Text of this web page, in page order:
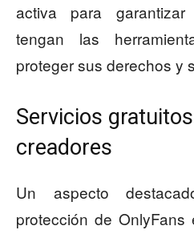
activa para
tengan las
proteger sus derechos y
Servicios
creadores
Un aspecto
protección de OnlyFans